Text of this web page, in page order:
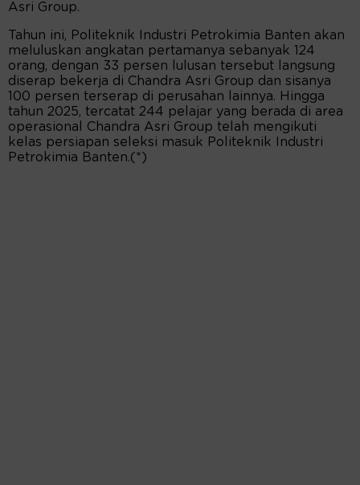
Asri Group.
Tahun ini, Politeknik Industri Petrokimia Banten akan
meluluskan angkatan pertamanya sebanyak 124
orang, dengan 33 persen lulusan tersebut langsung
diserap bekerja di Chandra Asri Group dan sisanya
100 persen terserap di perusahan lainnya. Hingga
tahun 2025, tercatat 244 pelajar yang berada di area
operasional Chandra Asri Group telah mengikuti
kelas persiapan seleksi masuk Politeknik Industri
Petrokimia Banten.(*)